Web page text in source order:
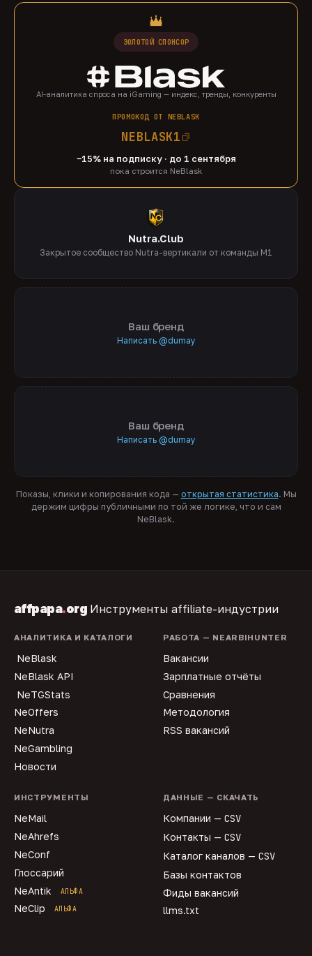
ЗОЛОТОЙ СПОНСОР
AI-аналитика спроса на iGaming — индекс, тренды, конкуренты
ПРОМОКОД ОТ NEBLASK
NEBLASK1
−15% на подписку · до 1 сентября
пока строится NeBlask
Nutra.Club
Закрытое сообщество Nutra-вертикали от команды M1
Ваш бренд
Написать @dumay
Ваш бренд
Написать @dumay
Показы, клики и копирования кода — открытая статистика. Мы
держим цифры публичными по той же логике, что и сам
NeBlask.
affpapa.org Инструменты affiliate-индустрии
АНАЛИТИКА И КАТАЛОГИ
NeBlask
NeBlask API
NeTGStats
NeOffers
NeNutra
NeGambling
Новости
РАБОТА — NEARBIHUNTER
Вакансии
Зарплатные отчёты
Сравнения
Методология
RSS вакансий
ИНСТРУМЕНТЫ
NeMail
NeAhrefs
NeConf
Глоссарий
NeAntik
АЛЬФА
NeClip АЛЬФА
ДАННЫЕ — СКАЧАТЬ
Компании — CSV
Контакты — CSV
Каталог каналов — CSV
Базы контактов
Фиды вакансий
llms.txt